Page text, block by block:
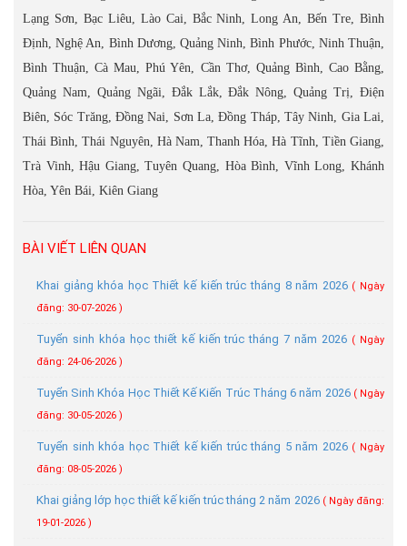
Lạng Sơn, Bạc Liêu, Lào Cai, Bắc Ninh, Long An, Bến Tre, Bình
Định, Nghệ An, Bình Dương, Quảng Ninh, Bình Phước, Ninh Thuận,
Bình Thuận, Cà Mau, Phú Yên, Cần Thơ, Quảng Bình, Cao Bằng,
Quảng Nam, Quảng Ngãi, Đắk Lắk, Đắk Nông, Quảng Trị, Điện
Biên, Sóc Trăng, Đồng Nai, Sơn La, Đồng Tháp, Tây Ninh, Gia Lai,
Thái Bình, Thái Nguyên, Hà Nam, Thanh Hóa, Hà Tĩnh, Tiền Giang,
Trà Vinh, Hậu Giang, Tuyên Quang, Hòa Bình, Vĩnh Long, Khánh
Hòa, Yên Bái, Kiên Giang
BÀI VIẾT LIÊN QUAN
Khai giảng khóa học Thiết kế kiến trúc tháng 8 năm 2026 ( Ngày
đăng: 30-07-2026 )
Tuyển sinh khóa học thiết kế kiến trúc tháng 7 năm 2026 ( Ngày
đăng: 24-06-2026 )
Tuyển Sinh Khóa Học Thiết Kế Kiến Trúc Tháng 6 năm 2026 ( Ngày
đăng: 30-05-2026 )
Tuyển sinh khóa học Thiết kế kiến trúc tháng 5 năm 2026 ( Ngày
đăng: 08-05-2026 )
Khai giảng lớp học thiết kế kiến trúc tháng 2 năm 2026 ( Ngày đăng:
19-01-2026 )